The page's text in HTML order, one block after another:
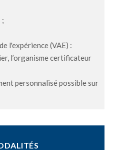
;
l'expérience (VAE) :
l’organisme certificateur
personnalisé possible sur